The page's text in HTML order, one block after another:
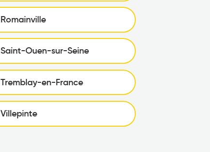
Romainville
Saint-Ouen-sur-Seine
Tremblay-en-France
Villepinte